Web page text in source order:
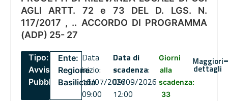
AGLI ARTT. 72 e 73 DEL D. LGS. N.
117/2017 , .. ACCORDO DI PROGRAMMA
(ADP) 25- 27
Tipo:
Avviso
Pubblico
Ente:
Regione
Basilicata
Data
inizio:
16/07/2026
09:00
Data di
scadenza:
09/09/2026
12:00
Giorni
alla
scadenza:
33
Maggiori
dettagli